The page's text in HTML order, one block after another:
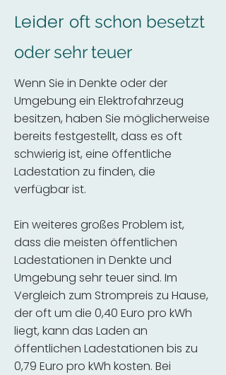
Leider oft schon besetzt
oder sehr teuer
Wenn Sie in Denkte oder der
Umgebung ein Elektrofahrzeug
besitzen, haben Sie möglicherweise
bereits festgestellt, dass es oft
schwierig ist, eine öffentliche
Ladestation zu finden, die
verfügbar ist.
Ein weiteres großes Problem ist,
dass die meisten öffentlichen
Ladestationen in Denkte und
Umgebung sehr teuer sind. Im
Vergleich zum Strompreis zu Hause,
der oft um die 0,40 Euro pro kWh
liegt, kann das Laden an
öffentlichen Ladestationen bis zu
0,79 Euro pro kWh kosten. Bei